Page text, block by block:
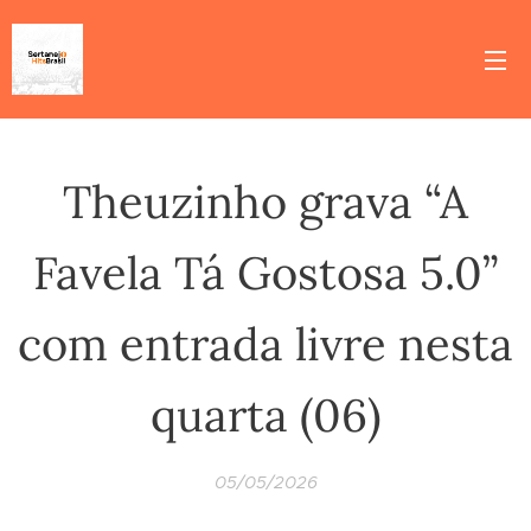
Theuzinho grava “A
Favela Tá Gostosa 5.0”
com entrada livre nesta
quarta (06)
05/05/2026